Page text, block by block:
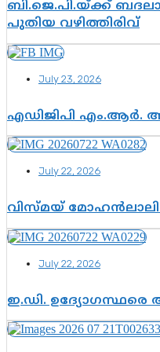
ബി.ജെ.പി.യ്ക്ക്
പുതിയ വഴിത്തിരിവ്
July 23, 2026
എഡിജിപി എം.ആർ.
July 22, 2026
വിസ്മയ്
July 22, 2026
ഇ.ഡി. ഉദ്യോഗസ്ഥരെ